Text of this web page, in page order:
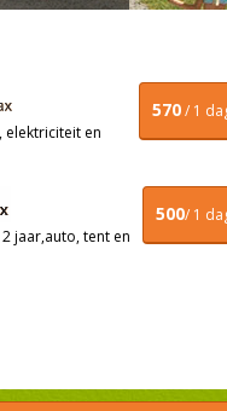
570/ 1
elektriciteit en
500/ 1
jaar,auto, tent en